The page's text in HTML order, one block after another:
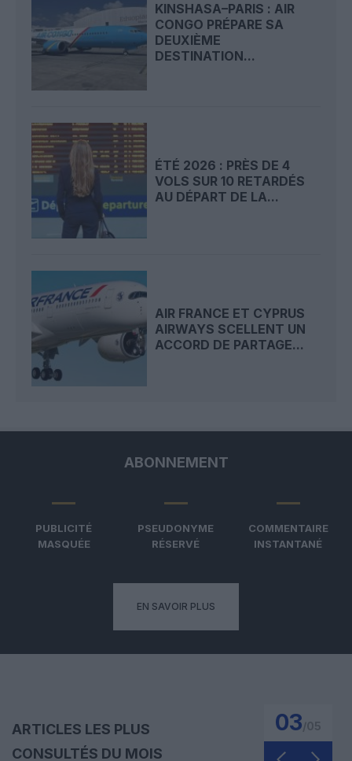
KINSHASA–PARIS : AIR
CONGO PRÉPARE SA
DEUXIÈME
DESTINATION...
ÉTÉ 2026 : PRÈS DE 4
VOLS SUR 10 RETARDÉS
AU DÉPART DE LA...
AIR FRANCE ET CYPRUS
AIRWAYS SCELLENT UN
ACCORD DE PARTAGE...
ABONNEMENT
PUBLICITÉ
MASQUÉE
PSEUDONYME
RÉSERVÉ
COMMENTAIRE
INSTANTANÉ
EN SAVOIR PLUS
ARTICLES LES PLUS
CONSULTÉS DU MOIS
03